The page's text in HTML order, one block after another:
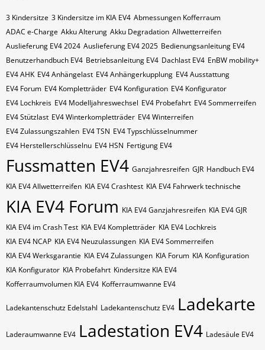
3 Kindersitze 3 Kindersitze im KIA EV4 Abmessungen Kofferraum
ADAC e-Charge Akku Alterung Akku Degradation Allwetterreifen
Auslieferung EV4 2024 Auslieferung EV4 2025 Bedienungsanleitung EV4
Benutzerhandbuch EV4 Betriebsanleitung EV4 Dachlast EV4 EnBW mobility+
EV4 AHK EV4 Anhängelast EV4 Anhängerkupplung EV4 Ausstattung
EV4 Forum EV4 Kompletträder EV4 Konfiguration EV4 Konfigurator
EV4 Lochkreis EV4 Modelljahreswechsel EV4 Probefahrt EV4 Sommerreifen
EV4 Stützlast EV4 Winterkompletträder EV4 Winterreifen
EV4 Zulassungszahlen EV4​​​​ TSN EV4​​​​ Typschlüsselnummer
EV4​​​​​ Herstellerschlüsselnu EV4​​​​​ HSN Fertigung EV4
Fussmatten EV4 Ganzjahresreifen GJR Handbuch EV4
KIA EV4 Allwetterreifen KIA EV4 Crashtest KIA EV4 Fahrwerk technische
KIA EV4 Forum KIA EV4 Ganzjahresreifen KIA EV4 GJR
KIA EV4 im Crash Test KIA EV4 Kompletträder KIA EV4 Lochkreis
KIA EV4 NCAP KIA EV4 Neuzulassungen KIA EV4 Sommerreifen
KIA EV4 Werksgarantie KIA EV4 Zulassungen KIA Forum KIA Konfiguration
KIA Konfigurator KIA Probefahrt Kindersitze KIA EV4
Kofferraumvolumen KIA EV4 Kofferraumwanne EV4
Ladekantenschutz Edelstahl Ladekantenschutz EV4 Ladekarte
Laderaumwanne EV4 Ladestation EV4 Ladesäule EV4